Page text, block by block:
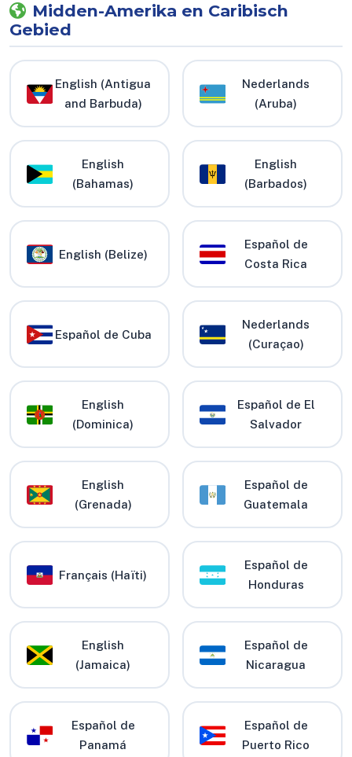
Midden-Amerika en Caribisch
Gebied
English (Antigua
and Barbuda)
Nederlands
(Aruba)
English
(Bahamas)
English
(Barbados)
English (Belize)
Español de
Costa Rica
Español de Cuba
Nederlands
(Curaçao)
English
(Dominica)
Español de El
Salvador
English
(Grenada)
Español de
Guatemala
Français (Haïti)
Español de
Honduras
English
(Jamaica)
Español de
Nicaragua
Español de
Panamá
Español de
Puerto Rico